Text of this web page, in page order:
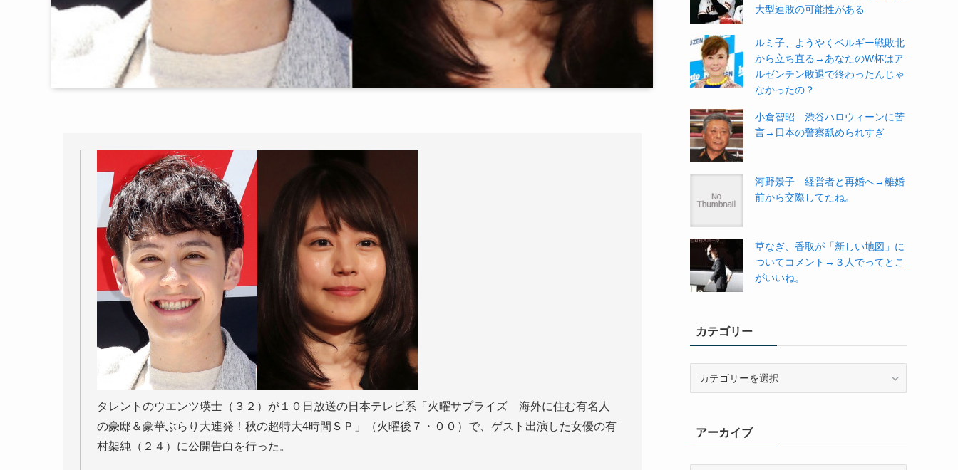
タレントのウエンツ瑛士（３２）が１０日放送の日本テレビ系「火曜サプライズ 海外に住む有名人
の豪邸＆豪華ぶらり大連発！秋の超特大4時間ＳＰ」（火曜後７・００）で、ゲスト出演した女優の有
村架純（２４）に公開告白を行った。
大型連敗の可能性がある
ルミ子、ようやくベルギー戦敗北
から立ち直る→あなたのW杯はア
ルゼンチン敗退で終わったんじゃ
なかったの？
小倉智昭 渋谷ハロウィーンに苦
言→日本の警察舐められすぎ
河野景子 経営者と再婚へ→離婚
前から交際してたね。
草なぎ、香取が「新しい地図」に
ついてコメント→３人でってとこ
がいいね。
カテゴリー
ーアーカイブ